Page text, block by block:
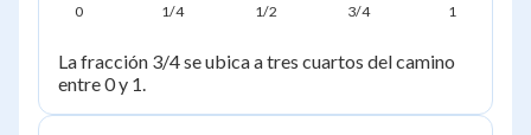
0 1/4 1/2 3/4 1
La fracción 3/4 se ubica a tres cuartos del camino
entre 0 y 1.